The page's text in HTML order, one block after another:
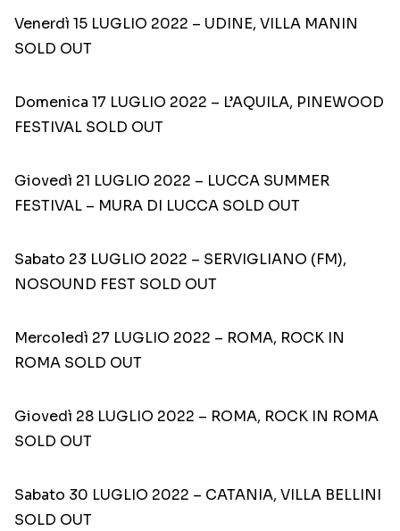
Venerdì 15 LUGLIO 2022 – UDINE, VILLA MANIN
SOLD OUT
Domenica 17 LUGLIO 2022 – L’AQUILA, PINEWOOD
FESTIVAL SOLD OUT
Giovedì 21 LUGLIO 2022 – LUCCA SUMMER
FESTIVAL – MURA DI LUCCA SOLD OUT
Sabato 23 LUGLIO 2022 – SERVIGLIANO (FM),
NOSOUND FEST SOLD OUT
Mercoledì 27 LUGLIO 2022 – ROMA, ROCK IN
ROMA SOLD OUT
Giovedì 28 LUGLIO 2022 – ROMA, ROCK IN ROMA
SOLD OUT
Sabato 30 LUGLIO 2022 – CATANIA, VILLA BELLINI
SOLD OUT